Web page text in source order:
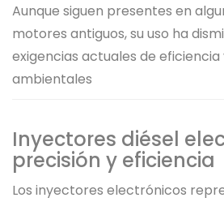
Aunque siguen presentes en
motores antiguos, su uso ha
exigencias actuales de
ambientales
Inyectores diésel
precisión y eficiencia
Los inyectores electrónicos